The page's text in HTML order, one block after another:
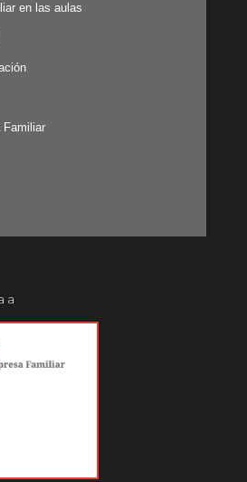
en las aulas
Familiar
a